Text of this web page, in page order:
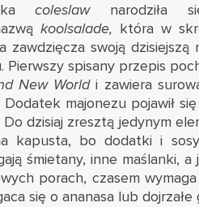
coleslaw narodziła
koolsalade, która w
zawdzięcza swoją
Pierwszy spisany przepis
New Worldi zawiera
Dodatek majonezu pojawił
Do dzisiaj zresztą jedynym
kapusta, bo dodatki i
śmietany, inne maślanki,
porach, czasem
się o ananasa lub dojrzałe